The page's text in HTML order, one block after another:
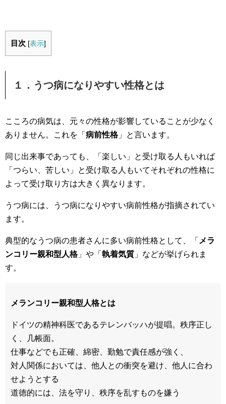
目次 [表示]
１．うつ病になりやすい性格とは
こころの病気は、元々の性格が影響していることが少なく
ありません。これを「 病前性格」と言います。
同じ出来事であっても、「楽しい」と受け取る人もいれば
「つらい、苦しい」と受け取る人もいてそれぞれの性格に
よって受け取り方は大きく異なります。
うつ病には、うつ病になりやすい病前性格が指摘されてい
ます。
典型的なうつ病の患者さんに多い病前性格として、「 メラ
ンコリー親和型人格」や「 執着気質 」などが挙げられま
す。
メランコリー親和型人格とは
ドイツの精神科医であるテレンバッハが提唱。秩序正し
く、几帳面。
仕事などでも正確、綿密、勤勉で責任感が強く、
対人関係においては、他人との衝突を避け、他人に合わ
せようとする
道徳的には、法を守り、秩序を乱すものを嫌う